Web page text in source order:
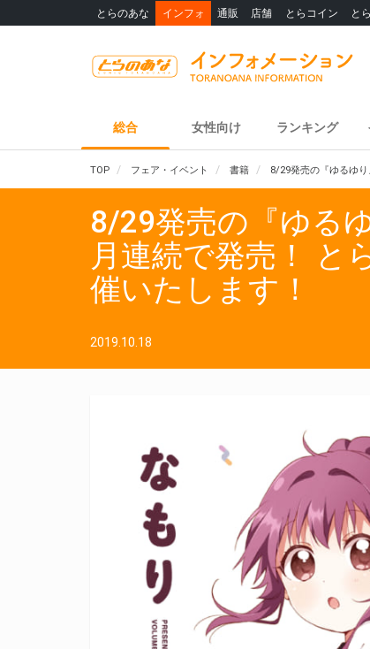
とらのあな インフォ 通販 店舗 とらコイン と
総合 女性向け ランキング
TOP フェア・イベント 書籍 8/29発売の『ゆるゆ
8/29発売の『ゆる
月連続で発売！ と
催いたします！
2019.10.18